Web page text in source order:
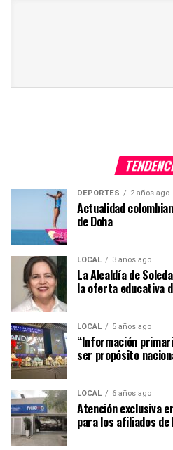
DEPORTES 2 años ago
Actualidad
de Doha
LOCAL 3 años ago
La Alcaldía de
la oferta educativa
LOCAL 5 años ago
“Información
ser propósito
LOCAL 6 años ago
Atención exclusiva
para los afiliados de